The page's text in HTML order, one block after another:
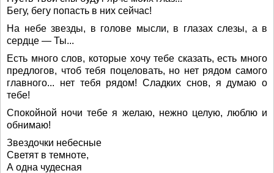
Бегу, бегу попасть в них сейчас!
На небе звезды, в голове мысли, в глазах слезы, а в
сердце — Ты...
Есть много слов, которые хочу тебе сказать, есть много
предлогов, чтоб тебя поцеловать, но нет рядом самого
главного... нет тебя рядом! Сладких снов, я думаю о
тебе!
Спокойной ночи тебе я желаю, нежно целую, люблю и
обнимаю!
Звездочки небесные
Светят в темноте,
А одна чудесная